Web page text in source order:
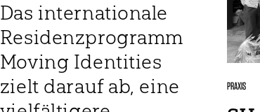
Das internationale
Residenzprogramm
Moving Identities
zielt darauf ab, eine
PRAXIS